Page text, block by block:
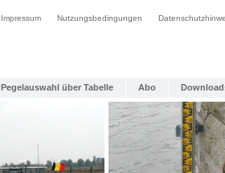
Impressum Nutzungsbedingungen
Pegelauswahl über Tabelle Abo